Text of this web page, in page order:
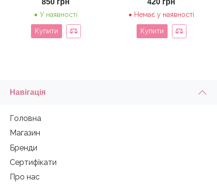
850 грн
У наявності
Купити
420 грн
Немає у наявності
Купити
Навігація
Головна
Магазин
Бренди
Сертифікати
Про нас